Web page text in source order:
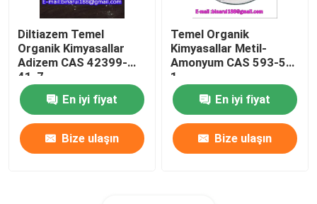
Diltiazem Temel
Organik Kimyasallar
Adizem CAS 42399-
41-7
En iyi fiyat
Bize ulaşın
Temel Organik
Kimyasallar Metil-
Amonyum CAS 593-51-
1
En iyi fiyat
Bize ulaşın